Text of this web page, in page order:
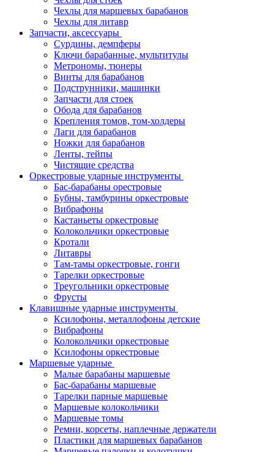
Чехлы для маршевых барабанов
Чехлы для литавр
Запчасти, аксессуары
Сурдины, демпферы
Ключи барабанные, мультитулы
Метрономы, тюнеры
Винты для барабанов
Подструнники, машинки
Запчасти для стоек
Обода для барабанов
Крепления томов, том-холдеры
Лаги для барабанов
Ножки для барабанов
Ленты, тейпы
Чистящие средства
Оркестровые ударные инструменты
Бас-барабаны орестровые
Бубны, тамбурины оркестровые
Вибрафоны
Кастаньеты оркестровые
Колокольчики оркестровые
Кротали
Литавры
Там-тамы оркестровые, гонги
Тарелки оркестровые
Треугольники оркестровые
Фрусты
Клавишные ударные инструменты
Ксилофоны, металлофоны детские
Вибрафоны
Колокольчики оркестровые
Ксилофоны оркестровые
Маршевые ударные
Малые барабаны маршевые
Бас-барабаны маршевые
Тарелки парные маршевые
Маршевые колокольчики
Маршевые томы
Ремни, корсеты, наплечные держатели
Пластики для маршевых барабанов